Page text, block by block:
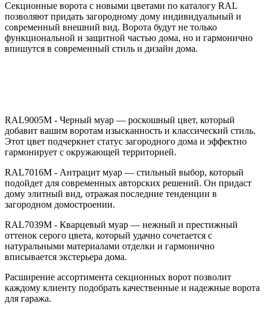
Секционные ворота с новыми цветами по каталогу RAL
позволяют придать загородному дому индивидуальный и
современный внешний вид. Ворота будут не только
функциональной и защитной частью дома, но и гармонично
впишутся в современный стиль и дизайн дома.
RAL9005M - Черный муар — роскошный цвет, который
добавит вашим воротам изысканность и классический стиль.
Этот цвет подчеркнет статус загородного дома и эффектно
гармонирует с окружающей территорией.
RAL7016M - Антрацит муар — стильный выбор, который
подойдет для современных авторских решений. Он придаст
дому элитный вид, отражая последние тенденции в
загородном домостроении.
RAL7039M - Кварцевый муар — нежный и престижный
оттенок серого цвета, который удачно сочетается с
натуральными материалами отделки и гармонично
вписывается экстерьера дома.
Расширение ассортимента секционных ворот позволит
каждому клиенту подобрать качественные и надежные ворота
для гаража.